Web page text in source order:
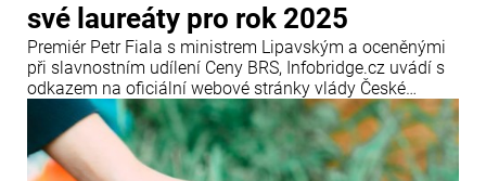
své laureáty pro rok 2025
Premiér Petr Fiala s ministrem Lipavským a oceněnými
při slavnostním udílení Ceny BRS, Infobridge.cz uvádí s
odkazem na oficiální webové stránky vlády České
republiky.